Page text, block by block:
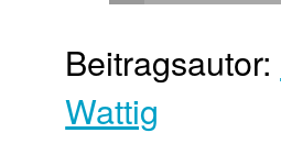
Beitragsautor:
Wattig